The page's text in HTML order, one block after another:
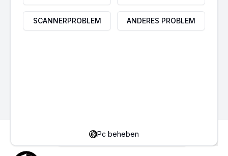
Hier gibt's die Lösung.
SCANNERPROBLEM ANDERES PROBLEM
Pc beheben
LibreOffice funktioniert nicht unter
Windows 11 & 10